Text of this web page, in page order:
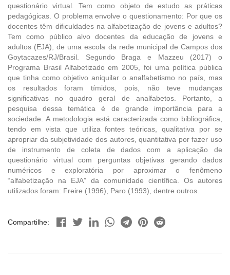
questionário virtual. Tem como objeto de estudo as práticas
pedagógicas. O problema envolve o questionamento: Por que os
docentes têm dificuldades na alfabetização de jovens e adultos?
Tem como público alvo docentes da educação de jovens e
adultos (EJA), de uma escola da rede municipal de Campos dos
Goytacazes/RJ/Brasil. Segundo Braga e Mazzeu (2017) o
Programa Brasil Alfabetizado em 2005, foi uma política pública
que tinha como objetivo aniquilar o analfabetismo no país, mas
os resultados foram tímidos, pois, não teve mudanças
significativas no quadro geral de analfabetos. Portanto, a
pesquisa dessa temática é de grande importância para a
sociedade. A metodologia está caracterizada como bibliográfica,
tendo em vista que utiliza fontes teóricas, qualitativa por se
apropriar da subjetividade dos autores, quantitativa por fazer uso
de instrumento de coleta de dados com a aplicação de
questionário virtual com perguntas objetivas gerando dados
numéricos e exploratória por aproximar o fenômeno
“alfabetização na EJA” da comunidade científica. Os autores
utilizados foram: Freire (1996), Paro (1993), dentre outros.
Compartilhe: